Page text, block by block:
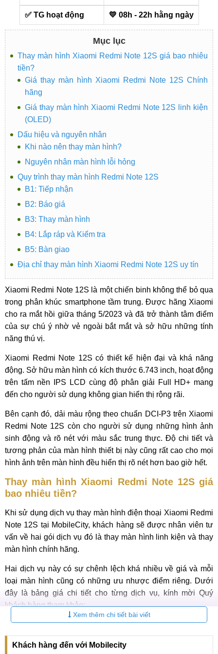
✅ TG hoạt động 💛 08h - 22h hằng ngày
Mục lục
Thay màn hình Xiaomi Redmi Note 12S giá bao nhiêu
tiền?
Giá thay màn hình Xiaomi Redmi Note 12S Chính
hãng
Giá thay màn hình Xiaomi Redmi Note 12S linh kiện
(OLED)
Dấu hiệu và nguyên nhân
Khi nào nên thay màn hình?
Nguyên nhân màn hình lỗi hỏng
Quy trình thay màn hình Redmi Note 12S
B1: Tiếp nhận
B2: Báo giá
B3: Thay màn hình
B4: Lắp ráp và Kiểm tra
B5: Bàn giao
Địa chỉ thay màn hình Xiaomi Redmi Note 12S uy tín
Xiaomi Redmi Note 12S là một chiến binh không thể bỏ qua
trong phân khúc smartphone tầm trung. Được hãng Xiaomi
cho ra mắt hồi giữa tháng 5/2023 và đã trở thành tâm điểm
của sự chú ý nhờ vẻ ngoài bắt mắt và sở hữu những tính
năng thú vị.
Xiaomi Redmi Note 12S có thiết kế hiện đại và khá năng
động. Sở hữu màn hình có kích thước 6.743 inch, hoạt động
trên tấm nền IPS LCD cùng độ phân giải Full HD+ mang
đến cho người sử dụng không gian hiển thị rộng rãi.
Bên cạnh đó, dải màu rộng theo chuẩn DCI-P3 trên Xiaomi
Redmi Note 12S còn cho người sử dụng những hình ảnh
sinh động và rõ nét với màu sắc trung thực. Độ chi tiết và
tương phản của màn hình thiết bị này cũng rất cao cho mọi
hình ảnh trên màn hình đều hiển thị rõ nét hơn bao giờ hết.
Thay màn hình Xiaomi Redmi Note 12S giá
bao nhiêu tiền?
Khi sử dụng dịch vụ thay màn hình điện thoại Xiaomi Redmi
Note 12S tại MobileCity, khách hàng sẽ được nhân viên tư
vấn về hai gói dịch vụ đó là thay màn hình linh kiện và thay
màn hình chính hãng.
Hai dịch vụ này có sự chênh lệch khá nhiều về giá và mỗi
loại màn hình cũng có những ưu nhược điểm riêng. Dưới
đây là bảng giá chi tiết cho từng dịch vụ, kính mời Quý
khách hàng tham khảo:
Bảng giá thay màn hình Redmi Note 12S mới nhất 2026
Xem thêm chi tiết bài viết
Khách hàng đến với Mobilecity